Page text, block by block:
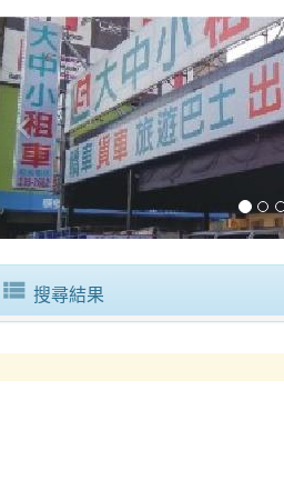
五一連假玩屏東！山海藝文一次收 還有百萬汽車月月抽
讓喵星人重獲新生!竹縣動保所12月19日開放認養29隻品種貓
屏東有春好過年！縣府推一至三日遊程「神馬都好玩」
北市原民會助原民青年打造永續品牌「原草文明」正式進駐台北福華大飯店
keyboard_arrow_left
view_list 搜尋結果